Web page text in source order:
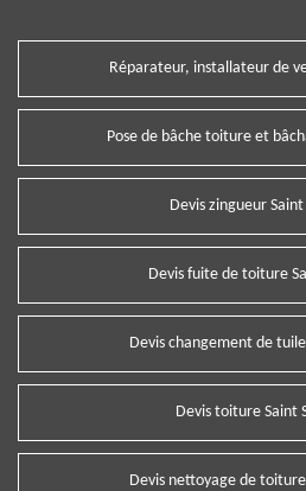
Réparateur, installateur de
Pose de bâche toiture et
Devis zingueur
Devis fuite de toiture
Devis changement de
Devis toiture Saint
Devis nettoyage de